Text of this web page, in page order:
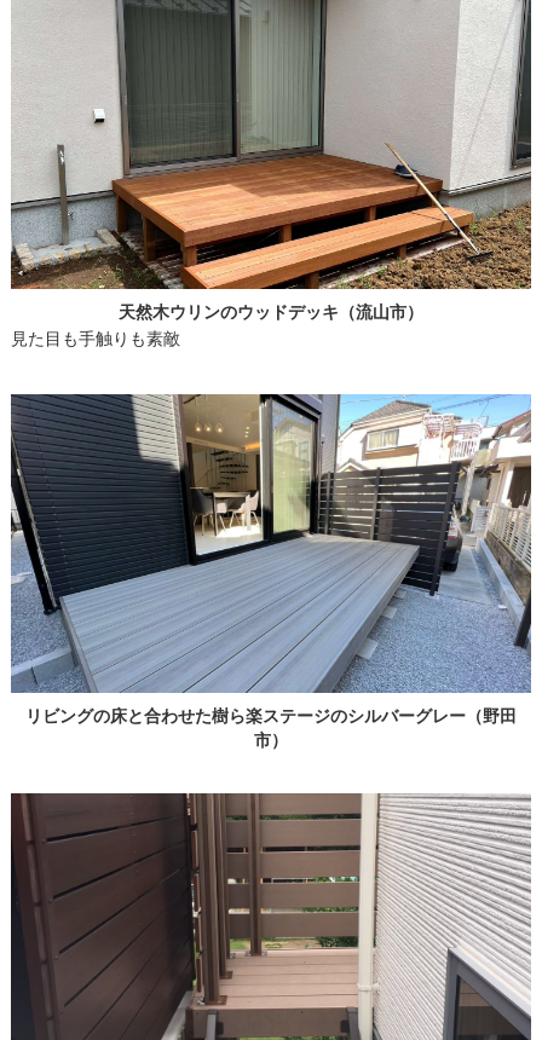
天然木ウリンのウッドデッキ（流山市）
見た目も手触りも素敵
リビングの床と合わせた樹ら楽ステージのシルバーグレー（野田
市）